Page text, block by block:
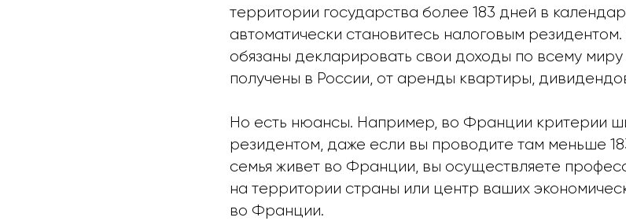
территории государства более 183 дней в
автоматически становитесь налоговым
обязаны декларировать свои доходы по всему миру
получены в России, от аренды квартиры,
Но есть нюансы. Например, во Франции критерии
резидентом, даже если вы проводите там меньше
семья живет во Франции, вы осуществляете
на территории страны или центр ваших
во Франции.